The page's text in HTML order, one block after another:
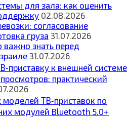
для зала: как оценить
02.08.2026
согласование
груза 31.07.2026
важно знать перед
31.07.2026
к внешней системе
практический
моделей ТВ‑приставок по
модулей Bluetooth 5.0+